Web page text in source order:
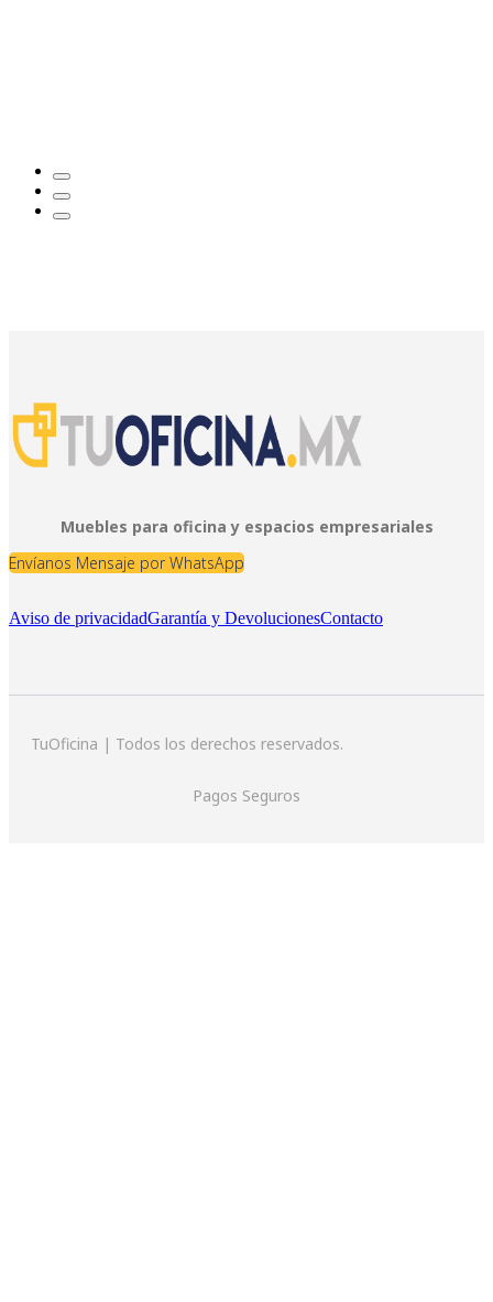
Muebles para oficina y espacios empresariales
Envíanos Mensaje por WhatsApp
Aviso de privacidadGarantía y DevolucionesContacto
TuOficina | Todos los derechos reservados.
Pagos Seguros